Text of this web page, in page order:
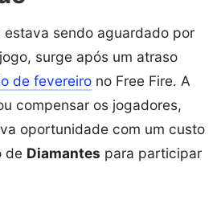
estava sendo aguardado por
surge após um atraso
de fevereiro no Free Fire. A
compensar os jogadores,
oportunidade com um custo
de Diamantes para participar